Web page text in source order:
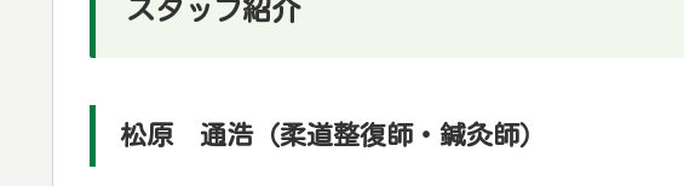
スタッフ紹介
松原 通浩（柔道整復師・鍼灸師）